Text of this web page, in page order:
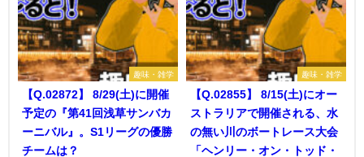
趣味・雑学
【Q.02872】 8/29(土)に開催
予定の『第41回浅草サンバカ
ーニバル』。S1リーグの優勝
チームは？
趣味・雑学
【Q.02855】 8/15(土)にオー
ストラリアで開催される、水
の無い川のボートレース大会
「ヘンリー・オン・トッド・